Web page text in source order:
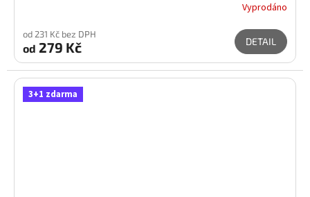
Vyprodáno
od 231 Kč bez DPH
od 279 Kč DETAIL
3+1 zdarma